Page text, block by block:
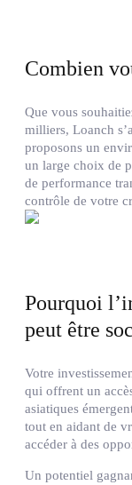
Combien
Que vous
milliers, Loanch
proposons un
un large choix de
de performance
contrôle de votre
Pourquoi
peut être
Votre
qui offrent un
asiatiques
tout en aidant de
accéder à des
Un potentiel